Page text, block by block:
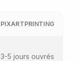
PIXARTPRINTING
3-5 jours ouvrés